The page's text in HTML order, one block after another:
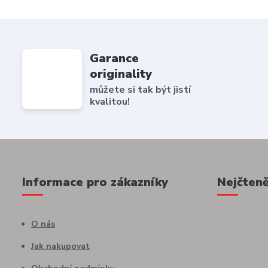
Garance
originality
můžete si tak být jistí
kvalitou!
Informace pro zákazníky
O nás
Jak nakupovat